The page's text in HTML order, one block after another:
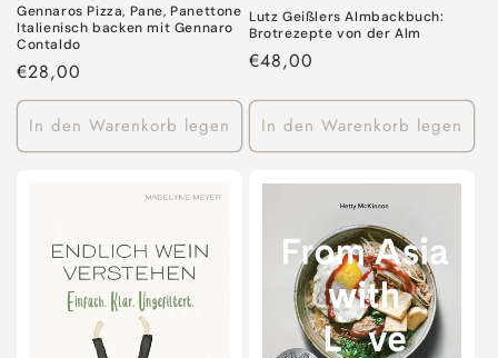
Gennaros Pizza, Pane, Panettone
Italienisch backen mit Gennaro
Contaldo
Normaler
Preis
€28,00
In den Warenkorb legen
Lutz Geißlers Almbackbuch:
Brotrezepte von der Alm
Normaler
€48,00
In den Warenkorb legen